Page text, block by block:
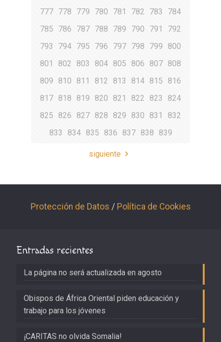
777 778 779 780 781 782 783
784
785
786 787 788 789 790 791
792
793
794 795 796 797 798 799
800
801
802 803 804 805 806 807 808
809
810 811 812 813 814 815
816
817 818 819 820 821 822 823
824
825
826 827 828 829 830 831
832
833
834 835 836 837 838 839
siguiente
Protección de Datos / Política de Cookies
Entradas recientes
La página no será actualizada en agosto
Obispos de África Oriental piden educación y
trabajo para los jóvenes
¡CARITAS no olvida Somalia!